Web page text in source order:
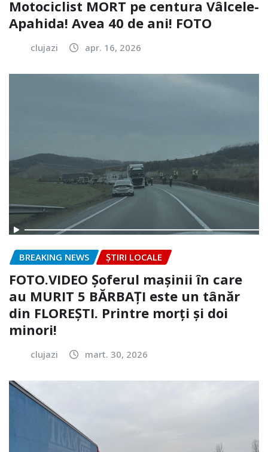
Motociclist MORT pe centura Vâlcele-
Apahida! Avea 40 de ani! FOTO
clujazi apr. 16, 2026
BREAKING NEWS ȘTIRI LOCALE
FOTO.VIDEO Șoferul mașinii în care
au MURIT 5 BĂRBAȚI este un tânăr
din FLOREȘTI. Printre morți și doi
minori!
clujazi mart. 30, 2026